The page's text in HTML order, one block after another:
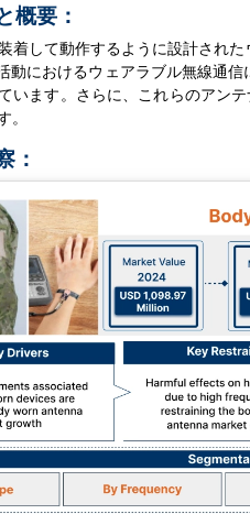
概要：
着して動作するように設計され
動におけるウェアラブル無線通
います。さらに、これらのアン
：